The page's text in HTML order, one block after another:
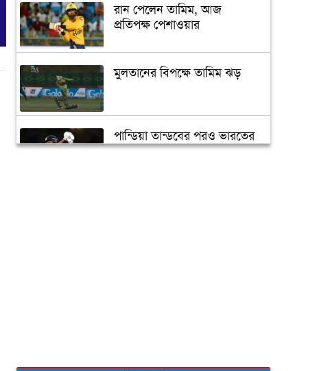
রান পেলেন তামিম, আজ
প্রতিপক্ষ পেশাওয়ার
মুলতানের বিপক্ষে তামিম ঝড়
পান্ডিয়া তান্ডবের পরও ভারতের
বড় পরাজয়